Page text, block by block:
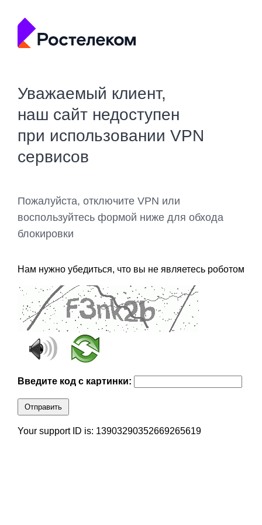
Уважаемый клиент,
наш сайт недоступен
при использовании VPN
сервисов
Пожалуйста, отключите VPN или
воспользуйтесь формой ниже для обхода
блокировки
Нам нужно убедиться, что вы не являетесь роботом
Введите код с картинки:
Отправить
Your support ID is: 13903290352669265619